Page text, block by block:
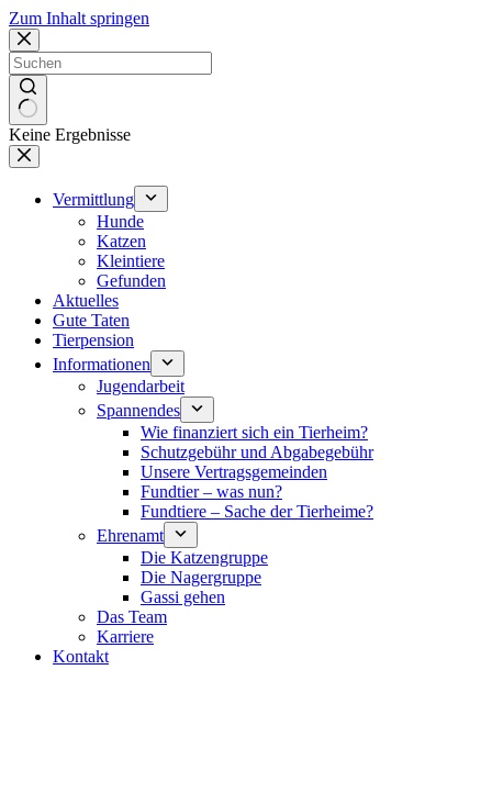
Zum Inhalt springen
Keine Ergebnisse
Vermittlung
Hunde
Katzen
Kleintiere
Gefunden
Aktuelles
Gute Taten
Tierpension
Informationen
Jugendarbeit
Spannendes
Wie finanziert sich ein Tierheim?
Schutzgebühr und Abgabegebühr
Unsere Vertragsgemeinden
Fundtier – was nun?
Fundtiere – Sache der Tierheime?
Ehrenamt
Die Katzengruppe
Die Nagergruppe
Gassi gehen
Das Team
Karriere
Kontakt